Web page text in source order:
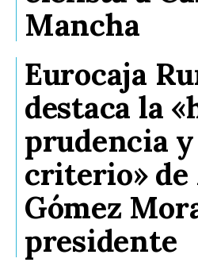
Mancha
Eurocaja
destaca la
prudencia
criterio» de
Gómez
presidente